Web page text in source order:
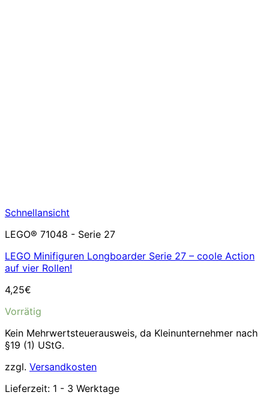
Schnellansicht
LEGO® 71048 - Serie 27
LEGO Minifiguren Longboarder Serie 27 – coole Action
auf vier Rollen!
4,25€
Vorrätig
Kein Mehrwertsteuerausweis, da Kleinunternehmer nach
§19 (1) UStG.
zzgl. Versandkosten
Lieferzeit: 1 - 3 Werktage